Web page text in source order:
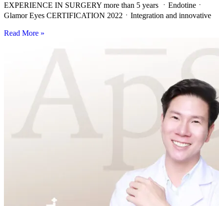
EXPERIENCE IN SURGERY more than 5 years ㆍEndotineㆍ
Glamor Eyes CERTIFICATION 2022ㆍIntegration and innovative
Read More »